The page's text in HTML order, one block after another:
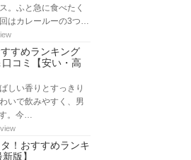
。ふと急に食べたく
はカレールーの3つ…
すめランキング
コミ【安い・高
しい香りとすっきり
いで飲みやすく、男
。今…
！おすすめランキ
版】